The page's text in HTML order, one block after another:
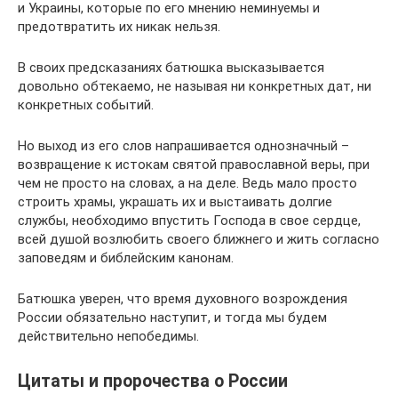
и Украины, которые по его мнению неминуемы и
предотвратить их никак нельзя.
В своих предсказаниях батюшка высказывается
довольно обтекаемо, не называя ни конкретных дат, ни
конкретных событий.
Но выход из его слов напрашивается однозначный –
возвращение к истокам святой православной веры, при
чем не просто на словах, а на деле. Ведь мало просто
строить храмы, украшать их и выстаивать долгие
службы, необходимо впустить Господа в свое сердце,
всей душой возлюбить своего ближнего и жить согласно
заповедям и библейским канонам.
Батюшка уверен, что время духовного возрождения
России обязательно наступит, и тогда мы будем
действительно непобедимы.
Цитаты и пророчества о России